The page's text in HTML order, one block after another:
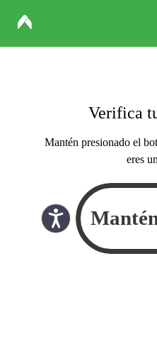
Verifica
Mantén presionado el
eres